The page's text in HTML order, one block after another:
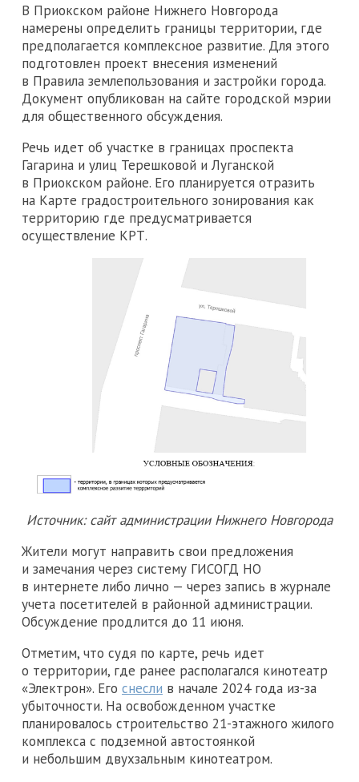
В Приокском районе Нижнего Новгорода
намерены определить границы территории, где
предполагается комплексное развитие. Для этого
подготовлен проект внесения изменений
в Правила землепользования и застройки города.
Документ опубликован на сайте городской мэрии
для общественного обсуждения.
Речь идет об участке в границах проспекта
Гагарина и улиц Терешковой и Луганской
в Приокском районе. Его планируется отразить
на Карте градостроительного зонирования как
территорию где предусматривается
осуществление КРТ.
Источник: сайт администрации Нижнего Новгорода
Жители могут направить свои предложения
и замечания через систему ГИСОГД НО
в интернете либо лично — через запись в журнале
учета посетителей в районной администрации.
Обсуждение продлится до 11 июня.
Отметим, что судя по карте, речь идет
о территории, где ранее располагался кинотеатр
«Электрон». Его снесли в начале 2024 года из-за
убыточности. На освобожденном участке
планировалось строительство 21-этажного жилого
комплекса с подземной автостоянкой
и небольшим двухзальным кинотеатром.